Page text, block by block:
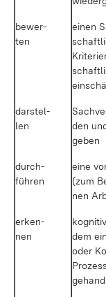
be­wer­
ten
ei­nen
dar­stel­
len
den
ge­ben
durch­
füh­ren
ei­ne
(zum
nen
er­ken­
nen
dem
oder